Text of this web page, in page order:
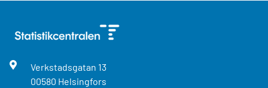
Verkstadsgatan 13
00580 Helsingfors